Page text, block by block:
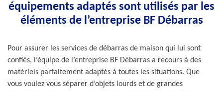
équipements adaptés sont utilisés par les
éléments de l’entreprise BF Débarras
Pour assurer les services de débarras de maison qui lui sont
confiés, l’équipe de l’entreprise BF Débarras a recours à des
matériels parfaitement adaptés à toutes les situations. Que
vous voulez vous séparer d’objets lourds et de grandes